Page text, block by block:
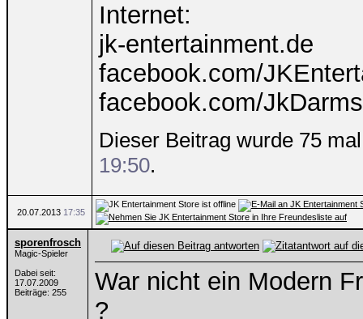
Internet:
jk-entertainment.de
facebook.com/
facebook.com/
Dieser Beitrag wurde 75
19:50.
20.07.2013 17:35
sporenfrosch
Magic-Spieler
Dabei seit:
17.07.2009
Beiträge: 255
War nicht ein Modern
?